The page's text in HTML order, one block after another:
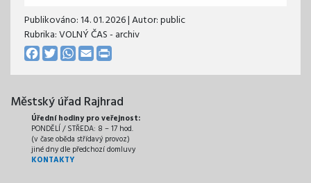
Publikováno:14. 01. 2026| Autor:public
Rubrika: VOLNÝ ČAS - archiv
Facebook
TwitterWhatsApp
Email
Městský úřad Rajhrad
Úřední hodiny pro veřejnost:
PONDĚLÍ / STŘEDA: 8 – 17 hod.
(v čase oběda střídavý provoz)
jiné dny dle předchozí domluvy
KONTAKTY